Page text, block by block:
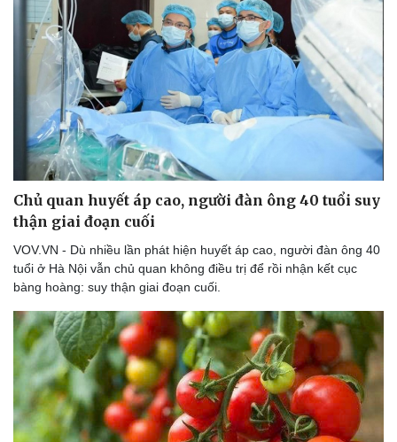
Chủ quan huyết áp cao, người đàn ông 40 tuổi suy
thận giai đoạn cuối
VOV.VN - Dù nhiều lần phát hiện huyết áp cao, người đàn ông 40
tuổi ở Hà Nội vẫn chủ quan không điều trị để rồi nhận kết cục
bàng hoàng: suy thận giai đoạn cuối.